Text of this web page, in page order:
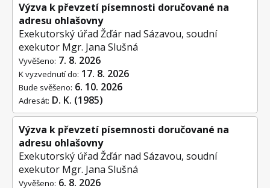
Výzva k převzetí písemnosti doručované na
adresu ohlašovny
Exekutorský úřad Žďár nad Sázavou, soudní
exekutor Mgr. Jana Slušná
Vyvěšeno: 7. 8. 2026
Adresát: D. K. (1985)
K vyzvednutí do: 17. 8. 2026
Bude svěšeno: 6. 10. 2026
Výzva k převzetí písemnosti doručované na
adresu ohlašovny
Exekutorský úřad Žďár nad Sázavou, soudní
exekutor Mgr. Jana Slušná
Vyvěšeno: 6. 8. 2026